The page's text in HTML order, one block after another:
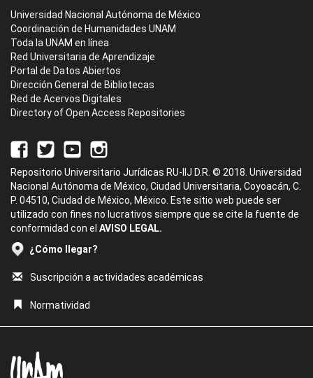
Universidad Nacional Autónoma de México
Coordinación de Humanidades UNAM
Toda la UNAM en línea
Red Universitaria de Aprendizaje
Portal de Datos Abiertos
Dirección General de Bibliotecas
Red de Acervos Digitales
Directory of Open Access Repositories
Repositorio Universitario Jurídicas RU-IIJ D.R. © 2018. Universidad
Nacional Autónoma de México, Ciudad Universitaria, Coyoacán, C.
P. 04510, Ciudad de México, México. Este sitio web puede ser
utilizado con fines no lucrativos siempre que se cite la fuente de
conformidad con el AVISO LEGAL.
¿Cómo llegar?
Suscripción a actividades académicas
Normatividad